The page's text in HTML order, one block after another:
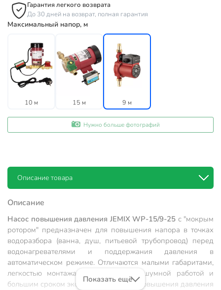
Гарантия легкого возврата
До 30 дней на возврат, полная гарантия
Максимальный напор, м
10 м 15 м 9 м
Нужно больше фотографий
Описание товара
Описание
Насос повышения давления JEMIX WP-15/9-25 с "мокрым
ротором" предназначен для повышения напора в точках
водоразбора (ванна, душ, питьевой трубопровод) перед
водонагревателями и поддержания давления в
автоматическом режиме. Отличаются малыми габаритами,
легкостью монтажа, практически бесшумной работой и
большим сроком эксплуатации.Насос повышения давления
Показать ещё